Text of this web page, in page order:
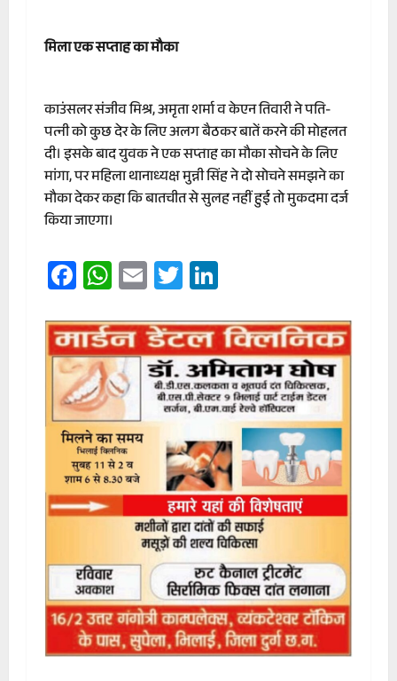
मिला एक सप्ताह का मौका
काउंसलर संजीव मिश्र, अमृता शर्मा व केएन तिवारी ने पति-
पत्नी को कुछ देर के लिए अलग बैठकर बातें करने की मोहलत
दी। इसके बाद युवक ने एक सप्ताह का मौका सोचने के लिए
मांगा, पर महिला थानाध्यक्ष मुन्नी सिंह ने दो सोचने समझने का
मौका देकर कहा कि बातचीत से सुलह नहीं हुई तो मुकदमा दर्ज
किया जाएगा।
Facebook
WhatsApp
EmailTwitter